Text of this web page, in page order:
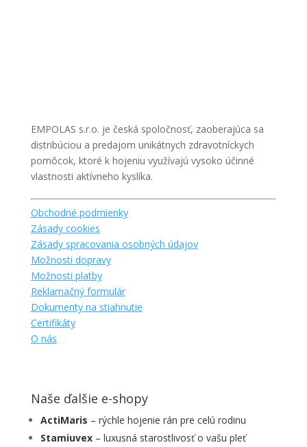
EMPOLAS s.r.o. je česká spoločnosť, zaoberajúca sa
distribúciou a predajom unikátnych zdravotníckych
pomôcok, ktoré k hojeniu využívajú vysoko účinné
vlastnosti aktívneho kyslíka.
Obchodné podmienky
Zásady cookies
Zásady spracovania osobných údajov
Možnosti dopravy
Možnosti platby
Reklamačný formulár
Dokumenty na stiahnutie
Certifikáty
O nás
Naše ďalšie e-shopy
ActiMaris – rýchle hojenie rán pre celú rodinu
Stamiuvex– luxusná starostlivosť o vašu pleť